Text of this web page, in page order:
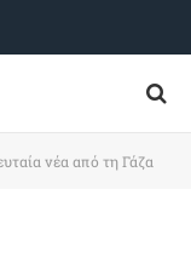
νέα από τη Γάζα